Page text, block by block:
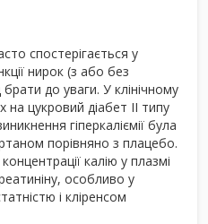
спостерігається у
нирок (з або без
до уваги. У клінічному
на цукровий діабет II типу
гіперкаліємії була
порівняно з плацебо.
калію у плазмі
особливо у
і кліренсом